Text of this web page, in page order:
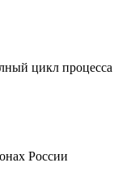
цикл процесса
России